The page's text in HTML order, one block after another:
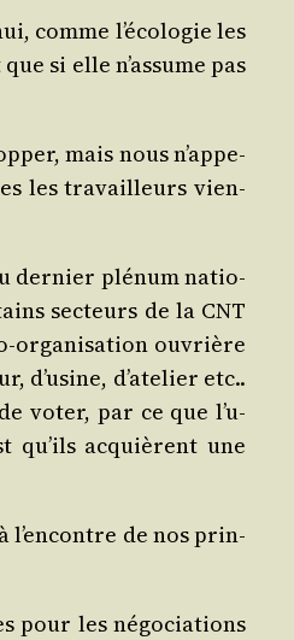
comme l’é­co­lo­gie les
si elle n’as­sume pas
mais nous n’ap­pe­
les tra­vailleurs vien­
der­nier plé­num natio­
sec­teurs de la CNT
orga­ni­sa­tion ouvrière
d’u­sine, d’a­te­lier etc..
voter, par ce que l’u­
qu’ils acquièrent une
l’en­contre de nos prin­
pour les négo­cia­tions